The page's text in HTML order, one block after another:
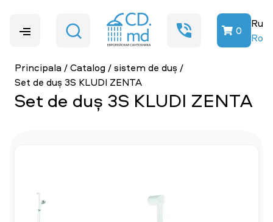
0
Ru
Ro
Principala/Catalog/sistem de duș /
Set de duș 3S KLUDI ZENTA
Set de duș 3S KLUDI ZENTA